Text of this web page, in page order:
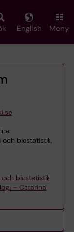
English Meny
och biostatistik,
och biostatistik
– Catarina